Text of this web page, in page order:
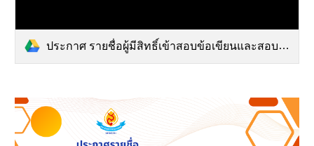
ประกาศ รายชื่อผู้มีสิทธิ์เข้าสอบข้อเขียนและสอบสัมภาษณ์ รอบ 2.pdf